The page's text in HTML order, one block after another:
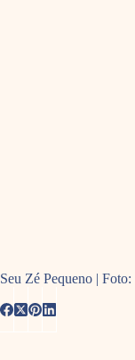
Seu Zé Pequeno |